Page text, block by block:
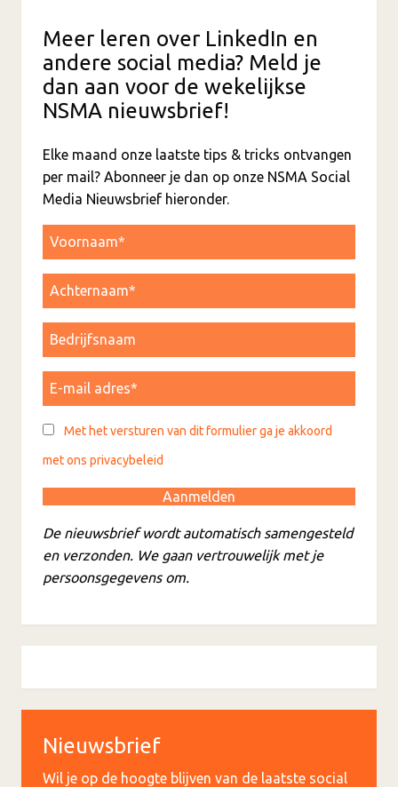
Meer leren over LinkedIn en
andere social media? Meld je
dan aan voor de wekelijkse
NSMA nieuwsbrief!
Elke maand onze laatste tips & tricks ontvangen
per mail? Abonneer je dan op onze NSMA Social
Media Nieuwsbrief hieronder.
Met het versturen van dit formulier ga je akkoord
met ons privacybeleid
De nieuwsbrief wordt automatisch samengesteld
en verzonden. We gaan vertrouwelijk met je
persoonsgegevens om.
Nieuwsbrief
Wil je op de hoogte blijven van de laatste social